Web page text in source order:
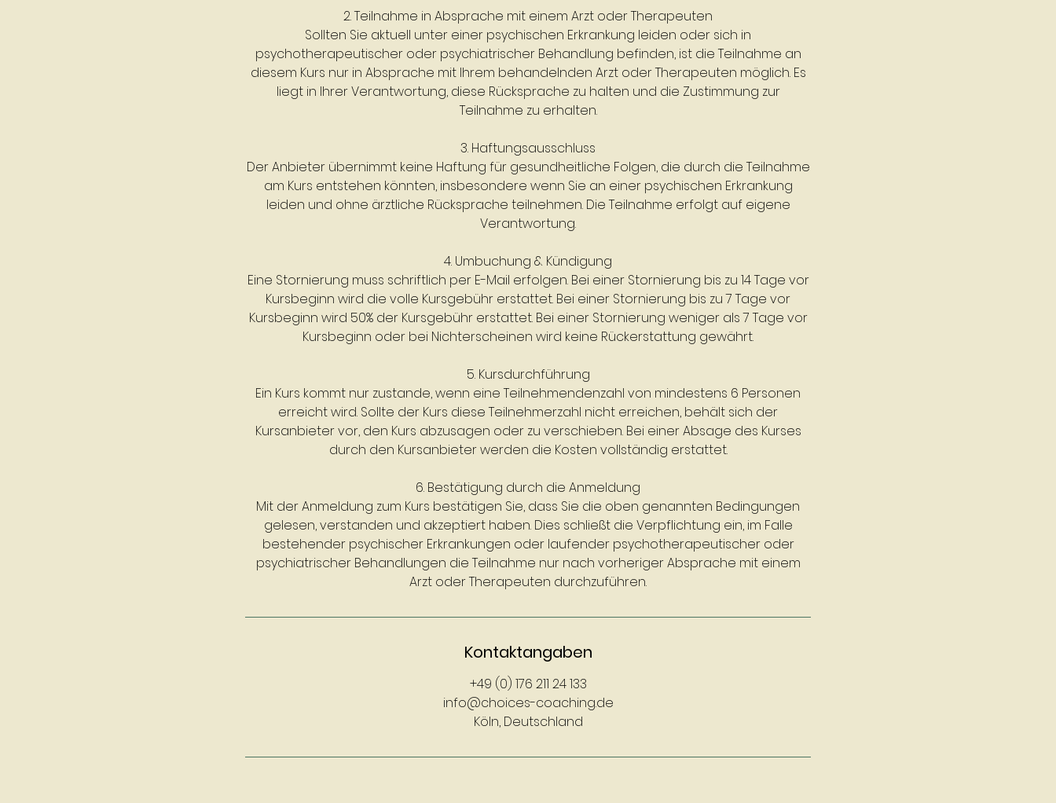
2. Teilnahme in Absprache mit einem Arzt oder Therapeuten
Sollten Sie aktuell unter einer psychischen Erkrankung leiden oder sich in
psychotherapeutischer oder psychiatrischer Behandlung befinden, ist die Teilnahme an
diesem Kurs nur in Absprache mit Ihrem behandelnden Arzt oder Therapeuten möglich. Es
liegt in Ihrer Verantwortung, diese Rücksprache zu halten und die Zustimmung zur
Teilnahme zu erhalten.
3. Haftungsausschluss
Der Anbieter übernimmt keine Haftung für gesundheitliche Folgen, die durch die Teilnahme
am Kurs entstehen könnten, insbesondere wenn Sie an einer psychischen Erkrankung
leiden und ohne ärztliche Rücksprache teilnehmen. Die Teilnahme erfolgt auf eigene
Verantwortung.
4. Umbuchung & Kündigung
Eine Stornierung muss schriftlich per E-Mail erfolgen. Bei einer Stornierung bis zu 14 Tage vor
Kursbeginn wird die volle Kursgebühr erstattet. Bei einer Stornierung bis zu 7 Tage vor
Kursbeginn wird 50% der Kursgebühr erstattet. Bei einer Stornierung weniger als 7 Tage vor
Kursbeginn oder bei Nichterscheinen wird keine Rückerstattung gewährt.
5. Kursdurchführung
Ein Kurs kommt nur zustande, wenn eine Teilnehmendenzahl von mindestens 6 Personen
erreicht wird. Sollte der Kurs diese Teilnehmerzahl nicht erreichen, behält sich der
Kursanbieter vor, den Kurs abzusagen oder zu verschieben. Bei einer Absage des Kurses
durch den Kursanbieter werden die Kosten vollständig erstattet.
6. Bestätigung durch die Anmeldung
Mit der Anmeldung zum Kurs bestätigen Sie, dass Sie die oben genannten Bedingungen
gelesen, verstanden und akzeptiert haben. Dies schließt die Verpflichtung ein, im Falle
bestehender psychischer Erkrankungen oder laufender psychotherapeutischer oder
psychiatrischer Behandlungen die Teilnahme nur nach vorheriger Absprache mit einem
Arzt oder Therapeuten durchzuführen.
Kontaktangaben
+49 (0) 176 211 24 133
info@choices-coaching.de
Köln, Deutschland